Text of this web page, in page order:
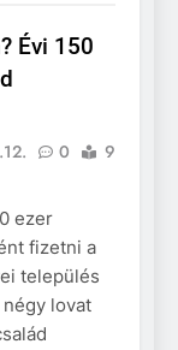
Évi 150
0
9
ezer
fizetni a
település
lovat